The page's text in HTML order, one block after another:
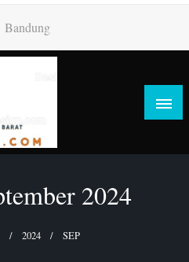
Bandung
2024
2024 SEP